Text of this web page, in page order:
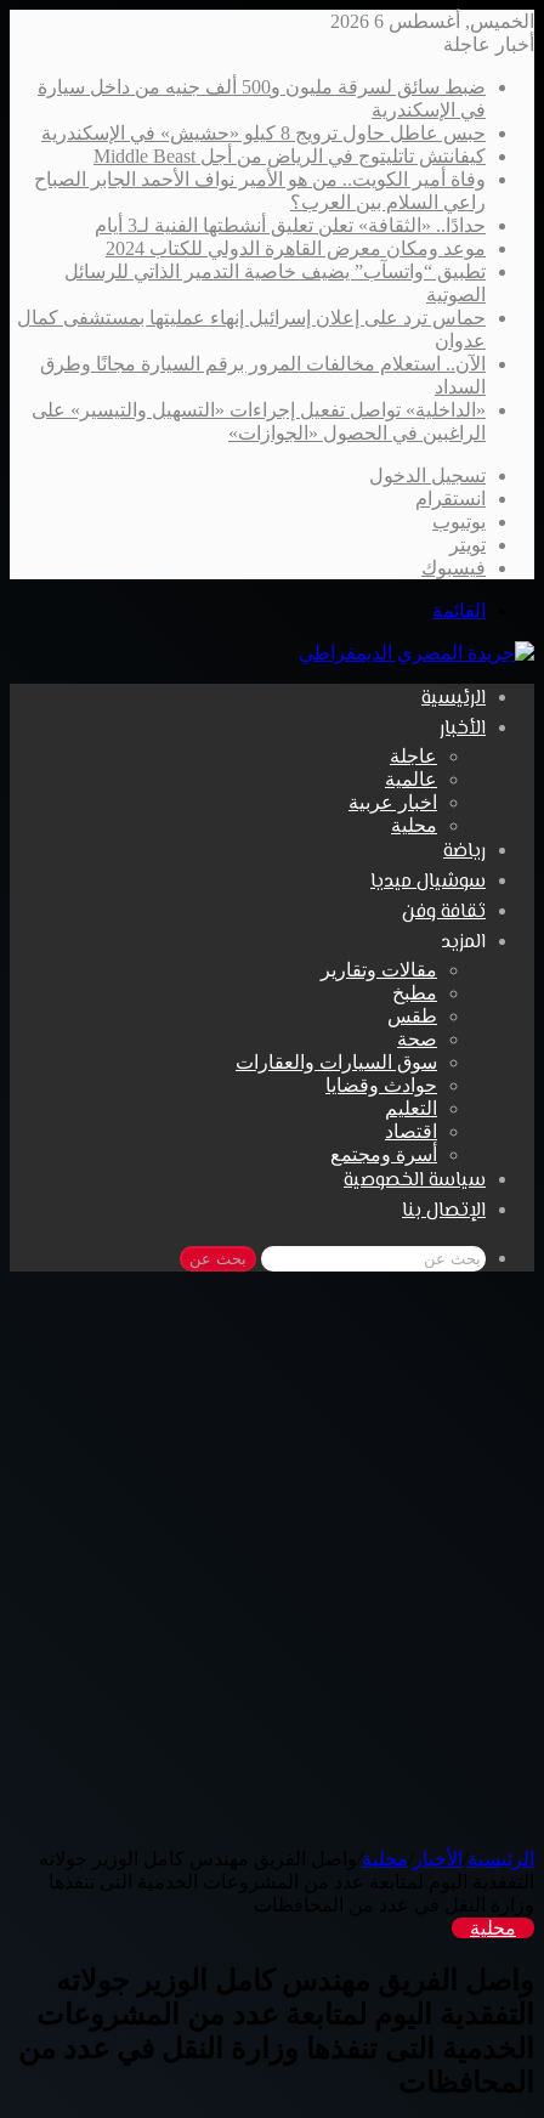
الخميس, أغسطس 6 2026
أخبار عاجلة
ضبط سائق لسرقة مليون و500 ألف جنيه من داخل سيارة
في الإسكندرية
حبس عاطل حاول ترويج 8 كيلو «حشيش» في الإسكندرية
كيفانتش تاتليتوج في الرياض من أجل Middle Beast
وفاة أمير الكويت.. من هو الأمير نواف الأحمد الجابر الصباح
راعي السلام بين العرب؟
حدادًا.. «الثقافة» تعلن تعليق أنشطتها الفنية لـ3 أيام
موعد ومكان معرض القاهرة الدولي للكتاب 2024
تطبيق “واتسآب” يضيف خاصية التدمير الذاتي للرسائل
الصوتية
حماس ترد على إعلان إسرائيل إنهاء عمليتها بمستشفى كمال
عدوان
الآن.. استعلام مخالفات المرور برقم السيارة مجانًا وطرق
السداد
«الداخلية» تواصل تفعيل إجراءات «التسهيل والتيسير» على
الراغبين في الحصول «الجوازات»
تسجيل الدخول
انستقرام
يوتيوب
تويتر
فيسبوك
القائمة
الرئيسية
الأخبار
عاجلة
عالمية
اخبار عربية
محلية
رياضة
سوشيال ميديا
ثقافة وفن
المزيد
مقالات وتقارير
مطبخ
طقس
صحة
سوق السيارات والعقارات
حوادث وقضايا
التعليم
اقتصاد
أسرة ومجتمع
سياسة الخصوصية
الإتصال بنا
بحث عن
الرئيسية الأخبار محلية
واصل الفريق مهندس كامل الوزير جولاته
التفقدية اليوم لمتابعة عدد من المشروعات الخدمية التى تنفذها
محلية
واصل الفريق مهندس كامل الوزير جولاته
التفقدية اليوم لمتابعة عدد من المشروعات
الخدمية التى تنفذها وزارة النقل في عدد من